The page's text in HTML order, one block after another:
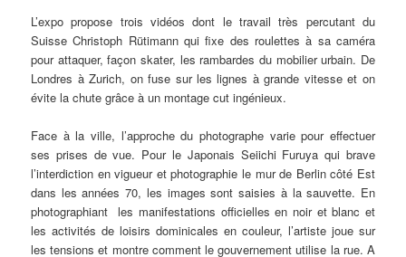
L’expo propose trois vidéos dont le travail très percutant du
Suisse Christoph Rütimann qui fixe des roulettes à sa caméra
pour attaquer, façon skater, les rambardes du mobilier urbain. De
Londres à Zurich, on fuse sur les lignes à grande vitesse et on
évite la chute grâce à un montage cut ingénieux.
Face à la ville, l’approche du photographe varie pour effectuer
ses prises de vue. Pour le Japonais Seiichi Furuya qui brave
l’interdiction en vigueur et photographie le mur de Berlin côté Est
dans les années 70, les images sont saisies à la sauvette. En
photographiant les manifestations officielles en noir et blanc et
les activités de loisirs dominicales en couleur, l’artiste joue sur
les tensions et montre comment le gouvernement utilise la rue. A